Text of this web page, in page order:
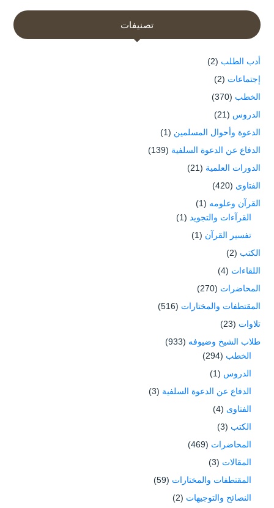
تصنيفات
أدب الطلب (2)
إجتماعات (2)
الخطب (370)
الدروس (21)
الدعوة وأحوال المسلمين (1)
الدفاع عن الدعوة السلفية (139)
الدورات العلمية (21)
الفتاوى (420)
القرآن وعلومه (1)
القرآءات والتجويد (1)
تفسير القرآن (1)
الكتب (2)
اللقاءات (4)
المحاضرات (270)
المقتطفات والمختارات (516)
تلاوات (23)
طلاب الشيخ وضيوفه (933)
الخطب (294)
الدروس (1)
الدفاع عن الدعوة السلفية (3)
الفتاوى (4)
الكتب (3)
المحاضرات (469)
المقالات (3)
المقتطفات والمختارات (59)
النصائح والتوجيهات (2)